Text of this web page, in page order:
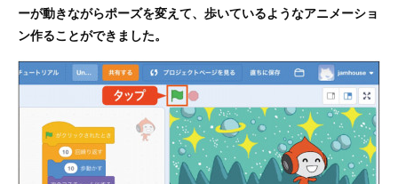
ーが動きながらポーズを変えて、歩いているようなアニメーショ
ン作ることができました。